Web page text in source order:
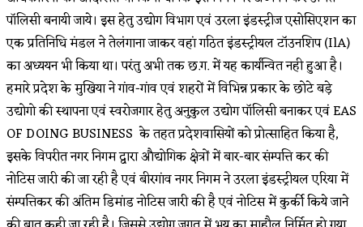
पॉलिसी बनायी जाये। इस हेतु उद्योग विभाग एवं उरला इंडस्ट्रीज एसोसिएशन का
एक प्रतिनिधि मंडल ने तेलंगाना जाकर वहां गठित इंडस्ट्रीयल टॉउनशिप (IlA)
का अध्ययन भी किया था। परंतु अभी तक छ.ग. में यह कार्यन्वित नही हुआ है।
हमारे प्रदेश के मुखिया ने गांव-गांव एवं शहरों में विभिन्न प्रकार के छोटे बड़े
उद्योगो की स्थापना एवं स्वरोजगार हेतु अनुकुल उद्योग पॉलिसी बनाकर एवं EAS
OF DOING BUSINESS के तहत प्रदेशवासियों को प्रोत्साहित किया है,
इसके विपरीत नगर निगम द्वारा औद्योगिक क्षेत्रों में बार-बार संम्पत्ति कर की
नोटिस जारी की जा रही है एवं बीरगांव नगर निगम ने उरला इंडस्ट्रीयल एरिया में
संम्पत्तिकर की अंतिम डिमांड नोटिस जारी की है एवं नोटिस में कुर्की किये जाने